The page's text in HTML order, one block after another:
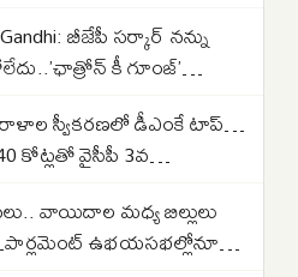
బీజేపీ సర్కార్ నన్ను
కీ గూంజ్’
స్వీకరణలో డీఎంకే టాప్…
కోట్లతో వైసీపీ 3వ
వాయిదాల మధ్య బిల్లులు
ఉభయసభల్లోనూ